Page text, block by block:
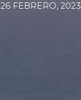
26 FEBRERO, 2023